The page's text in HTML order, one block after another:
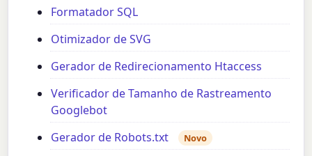
Formatador SQL
Otimizador de SVG
Gerador de Redirecionamento Htaccess
Verificador de Tamanho de Rastreamento
Googlebot
Gerador de Robots.txt
Novo